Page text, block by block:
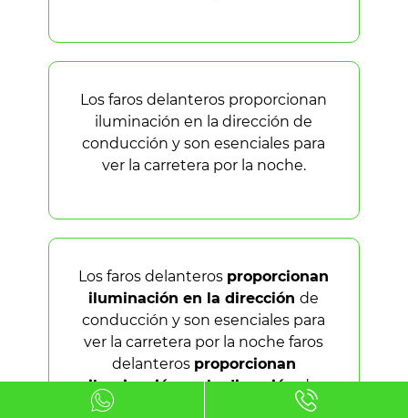
Los faros delanteros proporcionan
iluminación en la dirección de
conducción y son esenciales para
ver la carretera por la noche.
Los faros delanteros proporcionan
iluminación en la direcciónde
conducción y son esenciales para
ver la carretera por la noche faros
delanteros proporcionan
iluminación en la direcciónde
conducción y son esenciales para